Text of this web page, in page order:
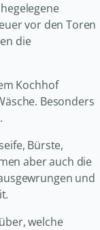
vor den Toren
die
Kochhof
Besonders
Bürste,
aber auch die
und
welche